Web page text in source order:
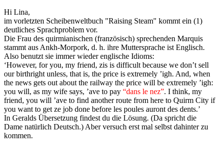
Hi Lina,
im vorletzten Scheibenweltbuch "Raising Steam" kommt ein (1)
deutliches Sprachproblem vor.
Die Frau des quirmianischen (französisch) sprechenden Marquis
stammt aus Ankh-Morpork, d. h. ihre Muttersprache ist Englisch.
Also benutzt sie immer wieder englische Idioms:
‘However, for you, my friend, zis is difficult because we don’t sell
our birthright unless, that is, the price is extremely ’igh. And, when
the news gets out about the railway the price will be extremely ’igh:
you will, as my wife says, ’ave to pay “dans le nez”. I think, my
friend, you will ’ave to find another route from here to Quirm City if
you want to get ze job done before les poules auront des dents.’
In Geralds Übersetzung findest du die Lösung. (Da spricht die
Dame natürlich Deutsch.) Aber versuch erst mal selbst dahinter zu
kommen.